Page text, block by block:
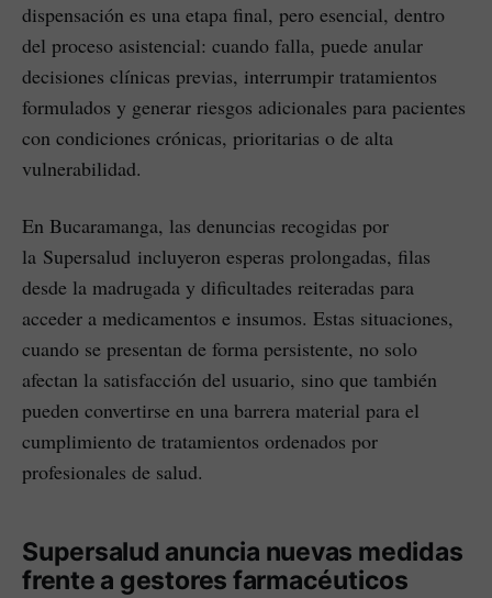
dispensación es una etapa final, pero esencial, dentro
del proceso asistencial: cuando falla, puede anular
decisiones clínicas previas, interrumpir tratamientos
formulados y generar riesgos adicionales para pacientes
con condiciones crónicas, prioritarias o de alta
vulnerabilidad.
En Bucaramanga, las denuncias recogidas por
la Supersalud incluyeron esperas prolongadas, filas
desde la madrugada y dificultades reiteradas para
acceder a medicamentos e insumos. Estas situaciones,
cuando se presentan de forma persistente, no solo
afectan la satisfacción del usuario, sino que también
pueden convertirse en una barrera material para el
cumplimiento de tratamientos ordenados por
profesionales de salud.
Supersalud anuncia nuevas medidas
frente a gestores farmacéuticos